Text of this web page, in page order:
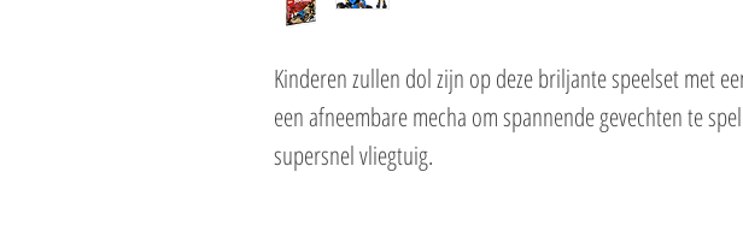
Kinderen zullen dol zijn op deze briljante speelset met
een afneembare mecha om spannende gevechten te
supersnel vliegtuig.